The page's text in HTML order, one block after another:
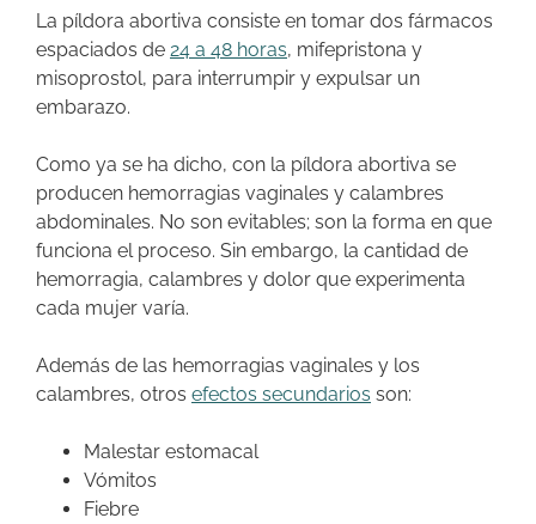
La píldora abortiva consiste en tomar dos fármacos
espaciados de 24 a 48 horas, mifepristona y
misoprostol, para interrumpir y expulsar un
embarazo.
Como ya se ha dicho, con la píldora abortiva se
producen hemorragias vaginales y calambres
abdominales. No son evitables; son la forma en que
funciona el proceso. Sin embargo, la cantidad de
hemorragia, calambres y dolor que experimenta
cada mujer varía.
Además de las hemorragias vaginales y los
calambres, otros efectos secundarios son:
Malestar estomacal
Vómitos
Fiebre